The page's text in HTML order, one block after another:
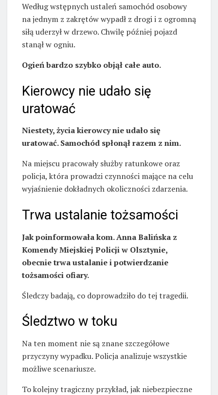
Według wstępnych ustaleń samochód osobowy
na jednym z zakrętów wypadł z drogi i z ogromną
siłą uderzył w drzewo. Chwilę później pojazd
stanął w ogniu.
Ogień bardzo szybko objął całe auto.
Kierowcy nie udało się
uratować
Niestety, życia kierowcy nie udało się
uratować. Samochód spłonął razem z nim.
Na miejscu pracowały służby ratunkowe oraz
policja, która prowadzi czynności mające na celu
wyjaśnienie dokładnych okoliczności zdarzenia.
Trwa ustalanie tożsamości
Jak poinformowała kom. Anna Balińska z
Komendy Miejskiej Policji w Olsztynie,
obecnie trwa ustalanie i potwierdzanie
tożsamości ofiary.
Śledczy badają, co doprowadziło do tej tragedii.
Śledztwo w toku
Na ten moment nie są znane szczegółowe
przyczyny wypadku. Policja analizuje wszystkie
możliwe scenariusze.
To kolejny tragiczny przykład, jak niebezpieczne